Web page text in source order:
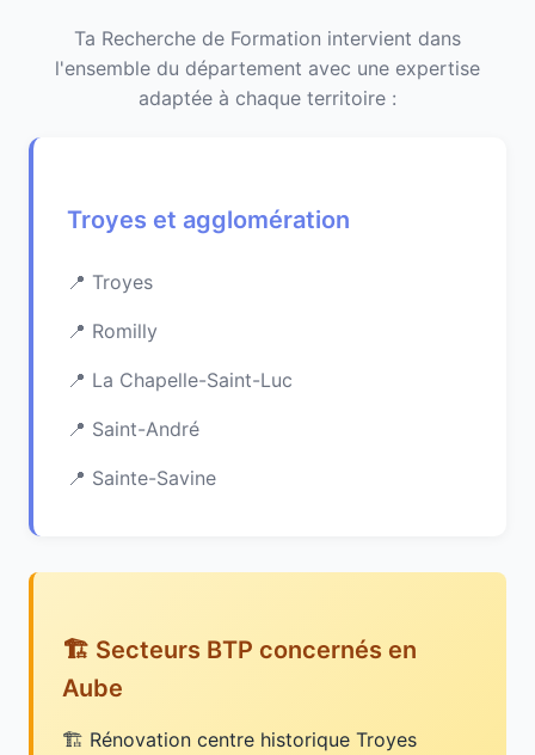
Ta Recherche de Formation intervient dans
l'ensemble du département avec une expertise
adaptée à chaque territoire :
Troyes et agglomération
Troyes
Romilly
La Chapelle-Saint-Luc
Saint-André
Sainte-Savine
🏗️ Secteurs BTP concernés en
Aube
Rénovation centre historique Troyes